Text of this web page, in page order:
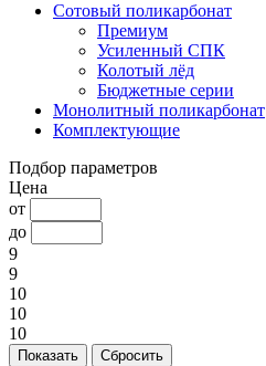
Сотовый поликарбонат
Премиум
Усиленный СПК
Колотый лёд
Бюджетные серии
Монолитный поликарбонат
Комплектующие
Подбор параметров
Цена
от
до
9
9
10
10
10